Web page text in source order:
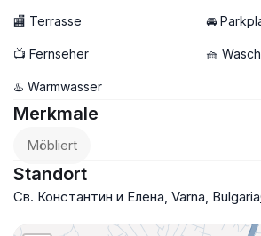
🏬 Terrasse 🚘
📺 Fernseher 🧺
♨️ Warmwasser
Merkmale
Möbliert
Standort
Св. Константин и Елена, Varna, Bulgaria